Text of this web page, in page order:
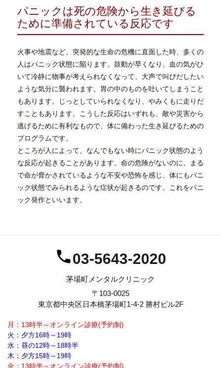
パニックは死の危険から生き延びる
ために準備されている反応です
火事や地震など、突発的な生命の危機に直面した時、多くの
人はパニック状態に陥ります。鼓動が早くなり、血の気がひ
いて冷静に物事が考えられなくなって、大声で叫びだしたい
ような気分に襲われます。胃の中のものを吐いてしまうこと
もあります。じっとしていられなくなり、やみくもに走りだ
すこともあります。こうした反応はいずれも、敵や災害から
逃げるために有利なもので、体に備わった生き延びるための
プログラムです。
ところが人によって、なんでもない時にパニック状態のよう
な反応が起きることがあります。命の危険がないのに、まる
で命が脅かされているような不安や恐怖を感じ、体にもパニ
ック状態でみられるような症状が起きるのです。これをパニ
ック発作といいます。
03-5643-2020
茅場町メンタルクリニック
〒103-0025
東京都中央区日本橋茅場町1-4-2 勝村ビル2F
月：13時半～オンライン診療(予約制)
火：夕方16時～19時
水：昼の12時～18時半
木：夕方15時～19時
金：13時半～オンライン診療(予約制)